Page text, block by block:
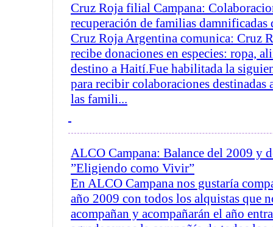
Cruz Roja filial Campana:
recuperación de familias damnificadas
Cruz Roja Argentina comunica: Cruz
recibe donaciones en especies: ropa,
destino a Haití.Fue habilitada la
para recibir colaboraciones destinadas
las famili...
ALCO Campana: Balance del 2009 y
”Eligiendo como Vivir”
En ALCO Campana nos gustaría
año 2009 con todos los alquistas que
acompañan y acompañarán el año